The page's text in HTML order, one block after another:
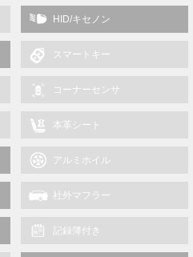
HID/キセノン
スマートキー
コーナーセンサ
本革シート
アルミホイル
社外マフラー
記録簿付き